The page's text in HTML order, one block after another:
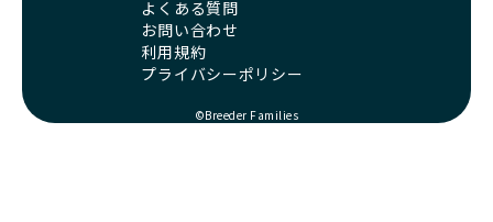
クリアした方々だけです。運営チームがブリーダーに直接ヒ
アリングを行い、現地確認を経て透明性の高い情報を公開し
これにより、ユーザーは見た目だけでなく、育成環境や健康
管理体制、社会性の取り組みといった客観的なデータを基に
安心して子犬を選ぶことができます。
る時期と重なるため、ワンちゃんが人や他の犬、家庭環境に
対して適応力を高めるための基礎を築く貴重な機会となりま
優良ブリーダーは、母犬との愛情ある触れ合いや、兄弟犬や
他の犬との遊び、人や日常的な家庭環境への慣れを促すこと
で社会化を進めています。これにより、新しい家族に迎えら
よくある質問
お問い合わせ
利用規約
プライバシーポリシー
©Breeder Families